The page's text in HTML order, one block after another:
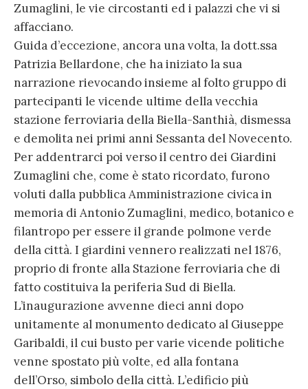
Zumaglini, le vie circostanti ed i palazzi che vi si
affacciano.
Guida d’eccezione, ancora una volta, la dott.ssa
Patrizia Bellardone, che ha iniziato la sua
narrazione rievocando insieme al folto gruppo di
partecipanti le vicende ultime della vecchia
stazione ferroviaria della Biella-Santhià, dismessa
e demolita nei primi anni Sessanta del Novecento.
Per addentrarci poi verso il centro dei Giardini
Zumaglini che, come è stato ricordato, furono
voluti dalla pubblica Amministrazione civica in
memoria di Antonio Zumaglini, medico, botanico e
filantropo per essere il grande polmone verde
della città. I giardini vennero realizzati nel 1876,
proprio di fronte alla Stazione ferroviaria che di
fatto costituiva la periferia Sud di Biella.
L’inaugurazione avvenne dieci anni dopo
unitamente al monumento dedicato al Giuseppe
Garibaldi, il cui busto per varie vicende politiche
venne spostato più volte, ed alla fontana
dell’Orso, simbolo della città. L’edificio più